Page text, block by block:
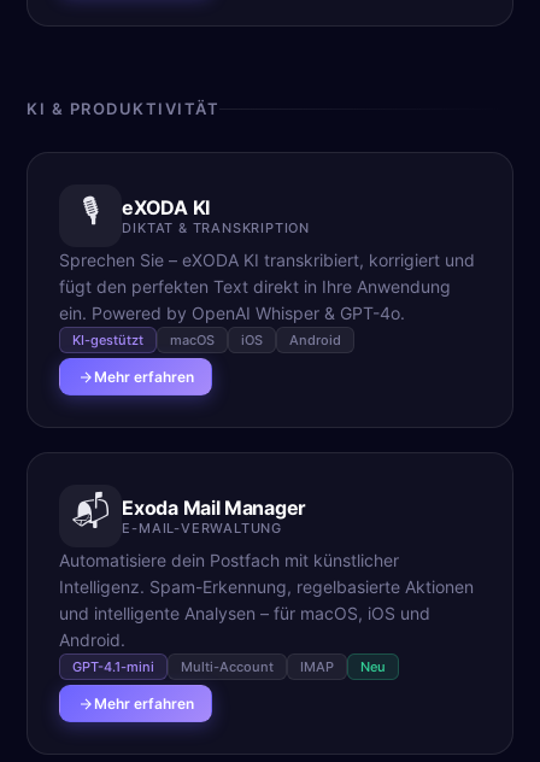
KI & PRODUKTIVITÄT
🎙️ eXODA KI
DIKTAT & TRANSKRIPTION
Sprechen Sie – eXODA KI transkribiert, korrigiert und
fügt den perfekten Text direkt in Ihre Anwendung
ein. Powered by OpenAI Whisper & GPT-4o.
KI-gestützt macOS iOS Android
Mehr erfahren
📬 Exoda Mail Manager
E-MAIL-VERWALTUNG
Automatisiere dein Postfach mit künstlicher
Intelligenz. Spam-Erkennung, regelbasierte Aktionen
und intelligente Analysen – für macOS, iOS und
Android.
GPT-4.1-mini Multi-Account IMAP Neu
Mehr erfahren